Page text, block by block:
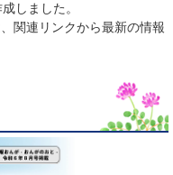
しました。
関連リンクから最新の情報